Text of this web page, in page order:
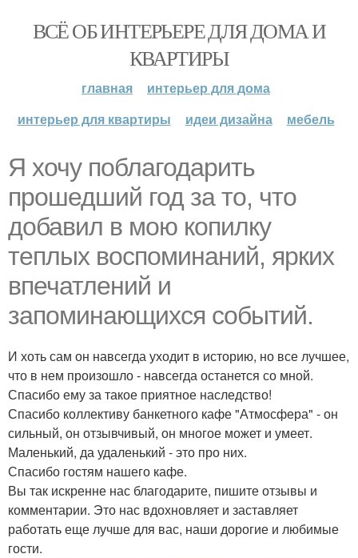
ВСЁ ОБ ИНТЕРЬЕРЕ ДЛЯ ДОМА И
КВАРТИРЫ
главная
интерьер для дома
интерьер для квартиры
идеи дизайна мебель
Я хочу поблагодарить
прошедший год за то, что
добавил в мою копилку
теплых воспоминаний, ярких
впечатлений и
запоминающихся событий.
И хоть сам он навсегда уходит в историю, но все лучшее,
что в нем произошло - навсегда останется со мной.
Спасибо ему за такое приятное наследство!
Спасибо коллективу банкетного кафе "Атмосфера" - он
сильный, он отзывчивый, он многое может и умеет.
Маленький, да удаленький - это про них.
Спасибо гостям нашего кафе.
Вы так искренне нас благодарите, пишите отзывы и
комментарии. Это нас вдохновляет и заставляет
работать еще лучше для вас, наши дорогие и любимые
гости.